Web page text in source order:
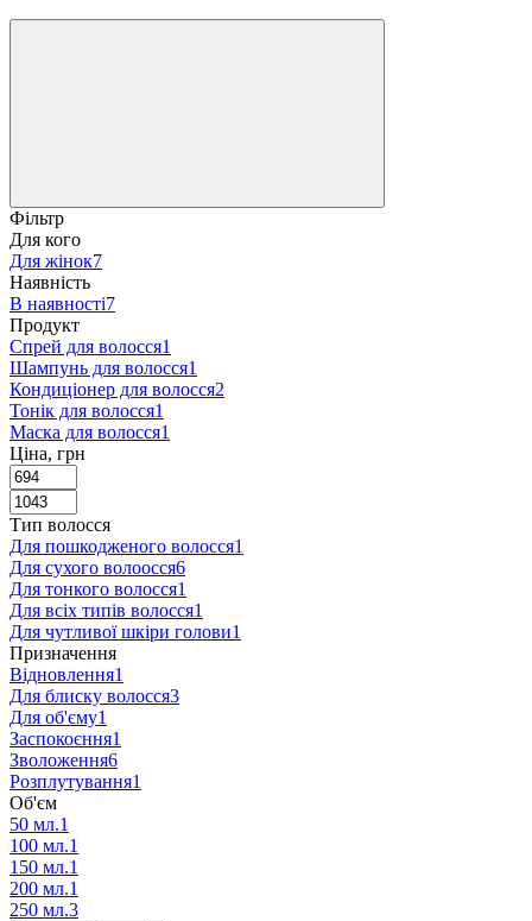
Фільтр
Для кого
Для жінок7
Наявність
В наявності7
Продукт
Спрей для волосся1
Шампунь для волосся1
Кондиціонер для волосся2
Тонік для волосся1
Маска для волосся1
Ціна, грн
Тип волосся
Для пошкодженого волосся1
Для сухого волоосся6
Для тонкого волосся1
Для всіх типів волосся1
Для чутливої шкіри голови1
Призначення
Відновлення1
Для блиску волосся3
Для об'єму1
Заспокоєння1
Зволоження6
Розплутування1
Об'єм
50 мл.1
100 мл.1
150 мл.1
200 мл.1
250 мл.3